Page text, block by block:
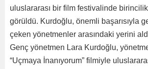
uluslararası bir film festivalinde
görüldü. Kurdoğlu, önemli başarısıyla
çeken yönetmenler arasındaki yerini
Genç yönetmen Lara Kurdoğlu,
“Uçmaya İnanıyorum” filmiyle